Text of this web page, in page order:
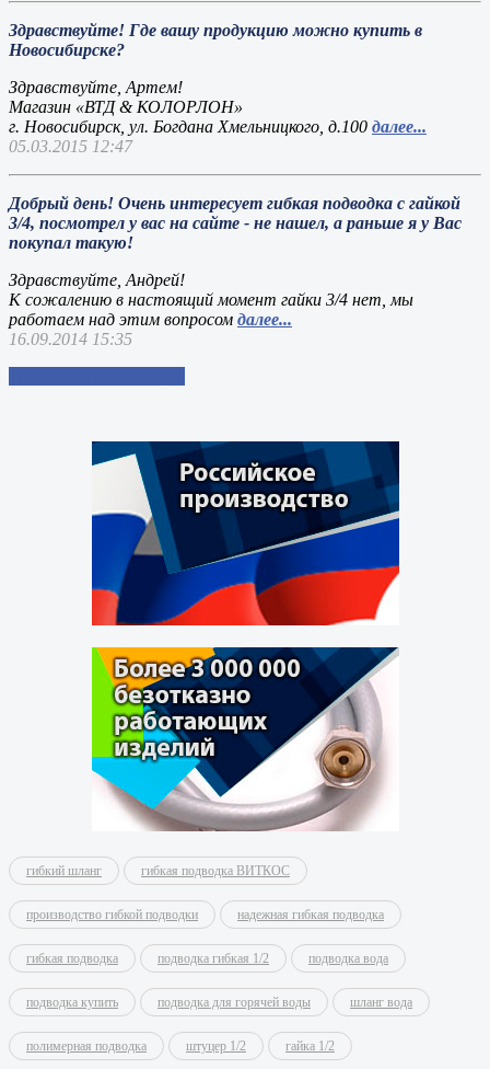
Здравствуйте! Где вашу продукцию можно купить в
Новосибирске?
Здравствуйте, Артем!
Магазин «ВТД & КОЛОРЛОН»
г. Новосибирск, ул. Богдана Хмельницкого, д.100 далее...
05.03.2015 12:47
Добрый день! Очень интересует гибкая подводка с гайкой
3/4, посмотрел у вас на сайте - не нашел, а раньше я у Вас
покупал такую!
Здравствуйте, Андрей!
К сожалению в настоящий момент гайки 3/4 нет, мы
работаем над этим вопросом далее...
16.09.2014 15:35
гибкий шланг гибкая подводка ВИТКОС
производство гибкой подводки надежная гибкая подводка
гибкая подводка подводка гибкая 1/2 подводка вода
подводка купить подводка для горячей воды шланг вода
полимерная подводка штуцер 1/2 гайка 1/2